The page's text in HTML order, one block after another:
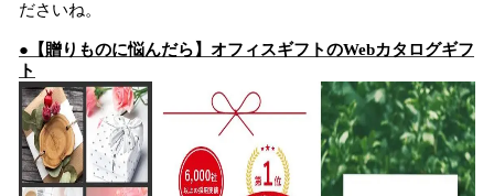
ださいね。
●【贈りものに悩んだら】オフィスギフトのWebカタログギフ
ト